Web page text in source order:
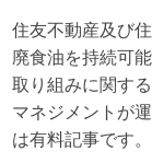
住友不動産及び
廃食油を持続可
取り組みに関す
マネジメントが
は有料記事です